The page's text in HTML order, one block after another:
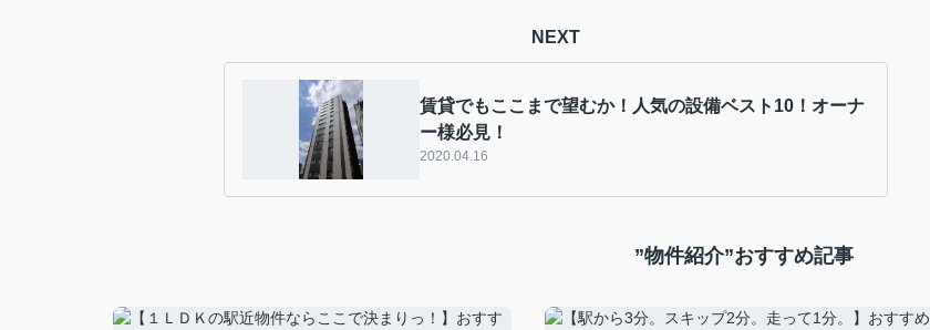
NEXT
賃貸でもここまで望むか！人気の設備ベスト10！オーナ
ー様必見！
2020.04.16
”物件紹介”おすすめ記事